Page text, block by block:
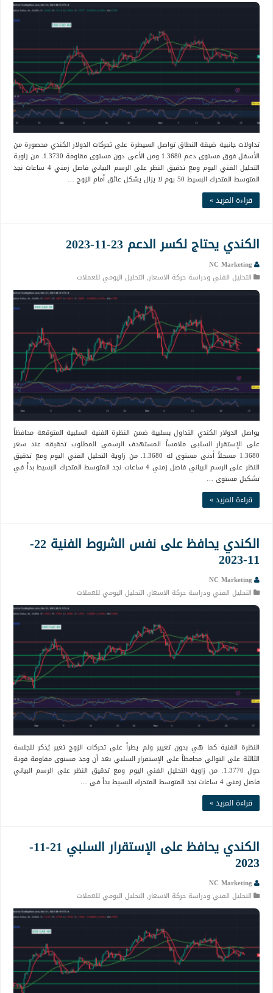
تداولات جانبية ضيقة النطاق تواصل السيطرة على تحركات الدولار الكندي محصورة من
الأسفل فوق مستوى دعم 1.3680 ومن الأعى دون مستوى مقاومة 1.3730. من زاوية
التحليل الفني اليوم ومع تدقيق النظر على الرسم البياني فاصل زمني 4 ساعات نجد
المتوسط المتحرك البسيط 50 يوم لا يزال يشكل عائق أمام الزوج …
قراءة المزيد »
الكندي يحتاج لكسر الدعم 23-11-2023
NC Marketing
التحليل الفني ودراسة حركة الاسعار, التحليل اليومي للعملات
يواصل الدولار الكندي التداول بسلبية ضمن النظرة الفنية السلبية المتوقعة محافظاً
على الإستقرار السلبي ملامساً المستهدف الرسمي المطلوب تحقيقه عند سعر
1.3680 مسجلاً أدنى مستوى له 1.3680. من زاوية التحليل الفني اليوم ومع تدقيق
النظر على الرسم البياني فاصل زمني 4 ساعات نجد المتوسط المتحرك البسيط بدأ في
تشكيل مستوى …
قراءة المزيد »
الكندي يحافظ على نفس الشروط الفنية 22-
11-2023
NC Marketing
التحليل الفني ودراسة حركة الاسعار, التحليل اليومي للعملات
النظرة الفنية كما هي بدون تغيير ولم يطرأ على تحركات الزوج تغير يُذكر للجلسة
الثالثة على التوالي محافظاً على الإستقرار السلبي بعد أن وجد مسنوى مقاومة قوية
حول 1.3770. من زاوية التحليل الفني اليوم ومع تدقيق النظر على الرسم البياني
فاصل زمني 4 ساعات نجد المتوسط المتحرك البسيط بدأ في …
قراءة المزيد »
الكندي يحافظ على الإستقرار السلبي 21-11-
2023
NC Marketing
التحليل الفني ودراسة حركة الاسعار, التحليل اليومي للعملات